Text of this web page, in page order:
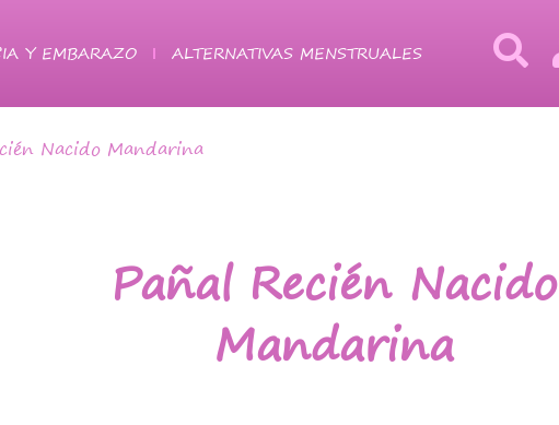
Y EMBARAZO ALTERNATIVAS MENSTRUALES
Nacido Mandarina
Pañal Recién Nacido
Mandarina